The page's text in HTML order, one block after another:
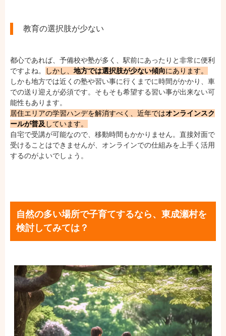
教育の選択肢が少ない
都心であれば、予備校や塾が多く、駅前にあったりと非常に便利
ですよね。
しかし、 地方では選択肢が少ない傾向にあります。
しかも地方では近くの塾や習い事に行くまでに時間がかかり、車
での送り迎えが必須です。そもそも希望する習い事が出来ない可
能性もあります。
居住エリアの学習ハンデを解消すべく、近年ではオンラインスク
ールが普及 しています。
自宅で受講が可能なので、移動時間もかかりません。直接対面で
受けることはできませんが、オンラインでの仕組みを上手く活用
するのがよいでしょう。
自然の多い場所で子育てするなら、東成瀬村を
検討してみては？